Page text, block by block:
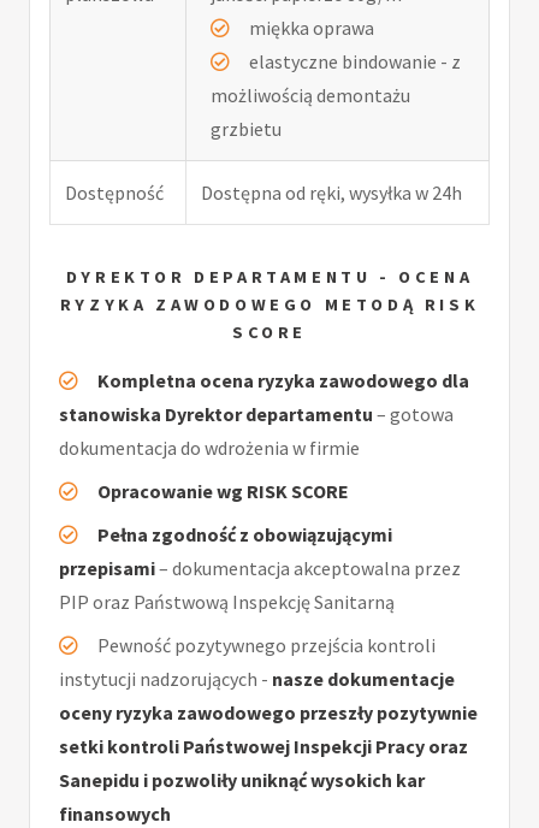
miękka oprawa
elastyczne bindowanie - z
możliwością demontażu
grzbietu
Dostępność Dostępna od ręki, wysyłka w 24h
DYREKTOR DEPARTAMENTU - OCENA
RYZYKA ZAWODOWEGO METODĄ RISK
SCORE
Kompletna ocena ryzyka zawodowego dla
stanowiska Dyrektor departamentu – gotowa
dokumentacja do wdrożenia w firmie
Opracowanie wg RISK SCORE
Pełna zgodność z obowiązującymi
przepisami– dokumentacja akceptowalna przez
PIP oraz Państwową Inspekcję Sanitarną
Pewność pozytywnego przejścia kontroli
instytucji nadzorujących - nasze dokumentacje
oceny ryzyka zawodowego przeszły pozytywnie
setki kontroli Państwowej Inspekcji Pracy oraz
Sanepidu i pozwoliły uniknąć wysokich kar
finansowych